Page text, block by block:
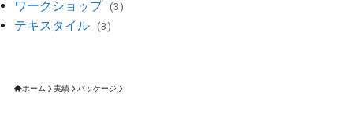
ワークショップ (3)
テキスタイル (3)
ホーム 実績 パッケージ